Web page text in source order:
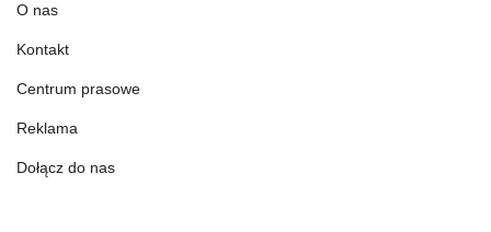
O nas
Kontakt
Centrum prasowe
Reklama
Dołącz do nas